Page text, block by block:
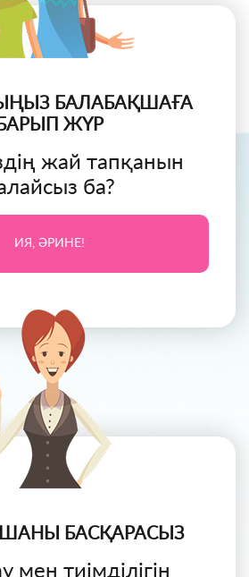
БАЛАБАҚШАҒА
БАРЫП ЖҮР
жай тапқанын
ба?
ИЯ, ӘРИНЕ!
БАСҚАРАСЫЗ
мен тиімділігін